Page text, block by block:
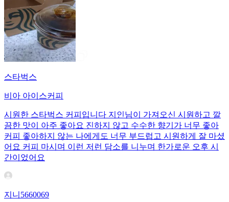
스타벅스
비아 아이스커피
시원한 스타벅스 커피입니다 지인님이 가져오신 시원하고 깔
끔한 맛이 아주 좋아요 진하지 않고 수수한 향기가 너무 좋아
커피 좋아하지 않는 나에게도 너무 부드럽고 시원하게 잘 마셨
어요 커피 마시며 이런 저런 담소를 니누며 한가로운 오후 시
간이었어요
지니5660069